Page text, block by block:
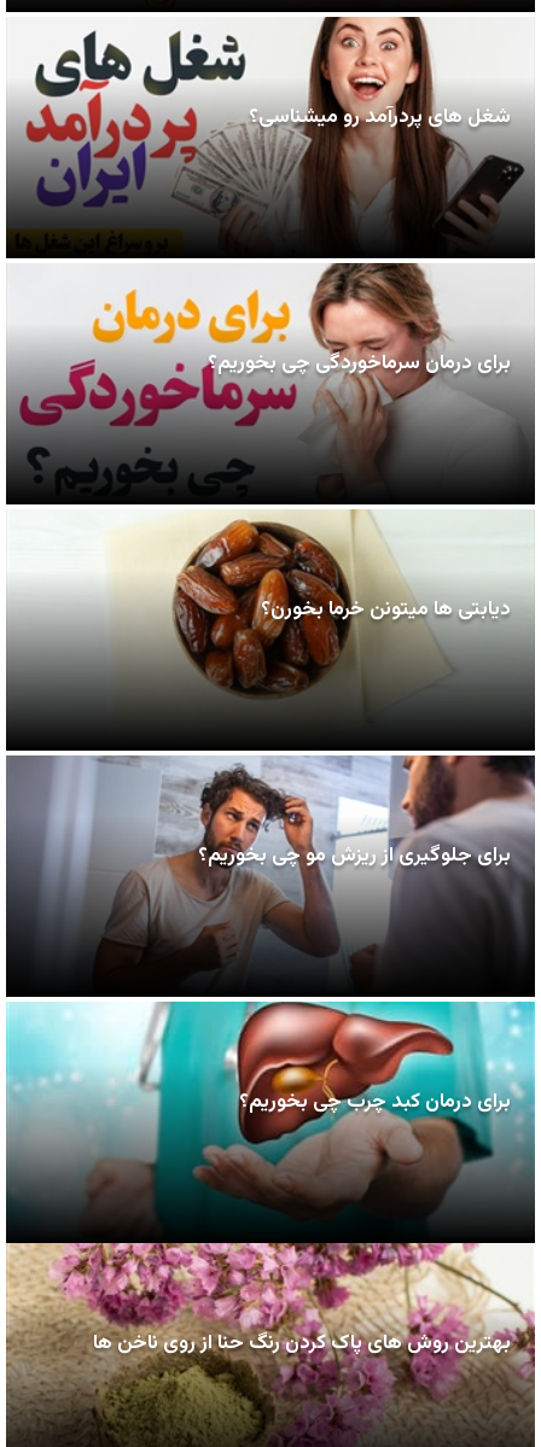
شغل های پردرآمد رو میشناسی؟
برای درمان سرماخوردگی چی بخوریم؟
دیابتی ها میتونن خرما بخورن؟
برای جلوگیری از ریزش مو چی بخوریم؟
برای درمان کبد چرب چی بخوریم؟
بهترین روش های پاک کردن رنگ حنا از روی ناخن ها